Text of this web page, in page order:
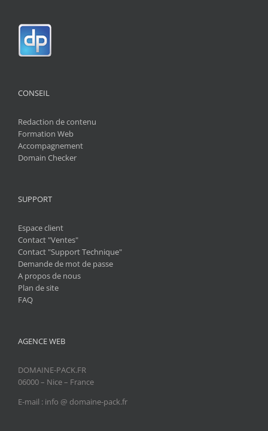
CONSEIL
Redaction de contenu
Formation Web
Accompagnement
Domain Checker
SUPPORT
Espace client
Contact "Ventes"
Contact "Support Technique"
Demande de mot de passe
A propos de nous
Plan de site
FAQ
AGENCE WEB
DOMAINE-PACK.FR
06000 – Nice – France
E-mail : info @ domaine-pack.fr